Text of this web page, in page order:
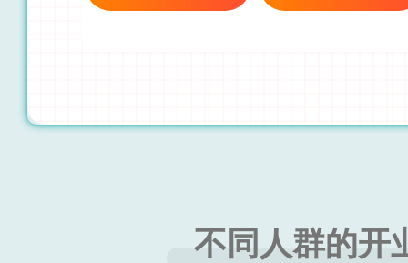
不同人群的开